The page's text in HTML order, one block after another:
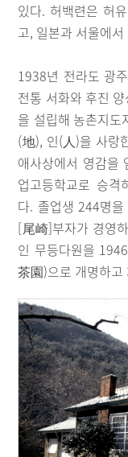
있다. 허백련은 허
고, 일본과 서울에
1938년 전라도 광
전통 서화와 후진
을 설립해 농촌지
(地), 인(人)을 사랑
애사상에서 영감을
업고등학교로 승
다. 졸업생 244명
[尾崎]부자가 경영
인 무등다원을
茶園)으로 개명하고